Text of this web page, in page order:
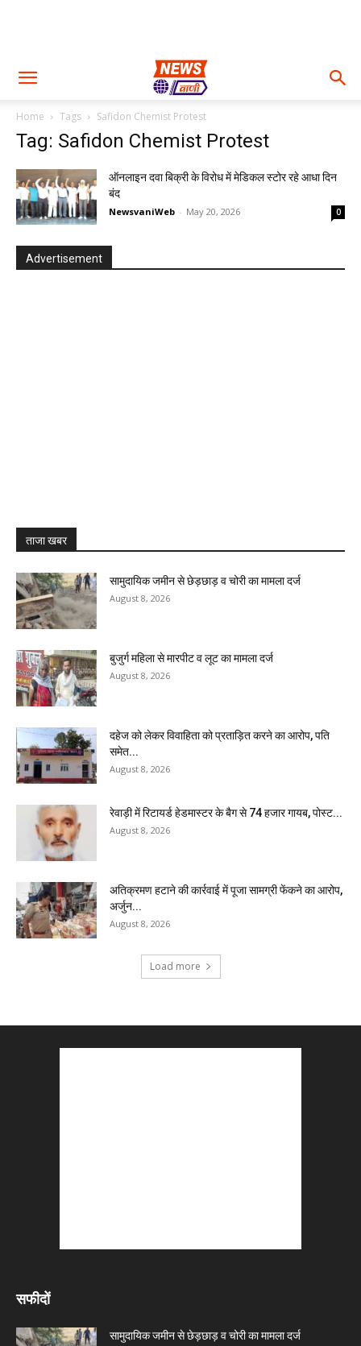
Home Tags Safidon Chemist Protest
Tag: Safidon Chemist Protest
ऑनलाइन दवा बिक्री के विरोध में मेडिकल स्टोर रहे आधा दिन
बंद
NewsvaniWeb - May 20, 2026 0
Advertisement
ताजा खबर
सामुदायिक जमीन से छेड़छाड़ व चोरी का मामला दर्ज
August 8, 2026
बुजुर्ग महिला से मारपीट व लूट का मामला दर्ज
August 8, 2026
दहेज को लेकर विवाहिता को प्रताड़ित करने का आरोप, पति
समेत...
August 8, 2026
रेवाड़ी में रिटायर्ड हेडमास्टर के बैग से ₹74 हजार गायब, पोस्ट...
August 8, 2026
अतिक्रमण हटाने की कार्रवाई में पूजा सामग्री फेंकने का आरोप,
अर्जुन...
August 8, 2026
Load more
सफीदों
सामुदायिक जमीन से छेड़छाड़ व चोरी का मामला दर्ज